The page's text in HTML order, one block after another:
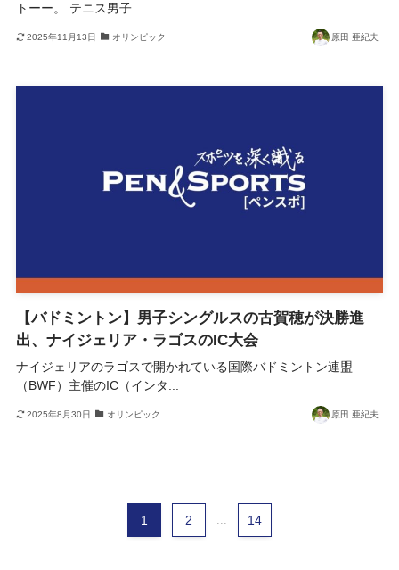
トーー。 テニス男子...
2025年11月13日 オリンピック 原田 亜紀夫
【バドミントン】男子シングルスの古賀穂が決勝進
出、ナイジェリア・ラゴスのIC大会
ナイジェリアのラゴスで開かれている国際バドミントン連盟
（BWF）主催のIC（インタ...
2025年8月30日 オリンピック 原田 亜紀夫
1 2 14